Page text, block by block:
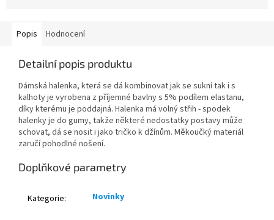
Popis Hodnocení
Detailní popis produktu
Dámská halenka, která se dá kombinovat jak se sukní tak i s
kalhoty je vyrobena z příjemné bavlny s 5% podílem elastanu,
díky kterému je poddajná. Halenka má volný střih - spodek
halenky je do gumy, takže některé nedostatky postavy může
schovat, dá se nosit i jako tričko k džínům. Měkoučký materiál
zaručí pohodlné nošení.
Doplňkové parametry
Kategorie: Novinky